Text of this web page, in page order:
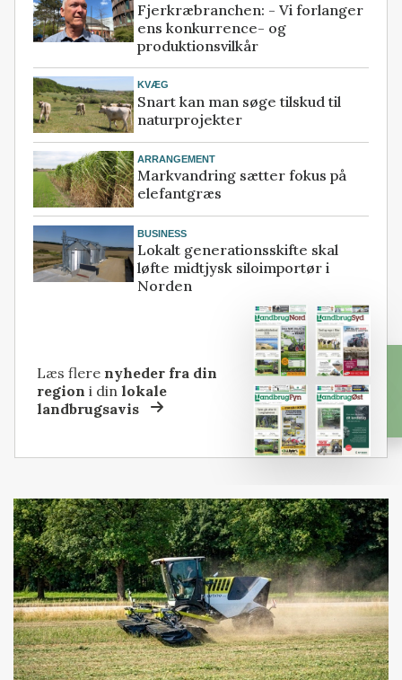
Fjerkræbranchen: - Vi forlanger
ens konkurrence- og
produktionsvilkår
KVÆG
Snart kan man søge tilskud til
naturprojekter
ARRANGEMENT
Markvandring sætter fokus på
elefantgræs
BUSINESS
Lokalt generationsskifte skal
løfte midtjysk siloimportør i
Norden
Læs flere nyheder fra din
region i dinlokale
landbrugsavis